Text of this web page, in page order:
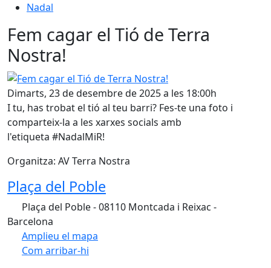
Nadal
Fem cagar el Tió de Terra
Nostra!
Fem cagar el Tió de Terra Nostra!
Dimarts, 23 de desembre de 2025 a les 18:00h
I tu, has trobat el tió al teu barri? Fes-te una foto i
comparteix-la a les xarxes socials amb
l'etiqueta #NadalMiR!
Organitza: AV Terra Nostra
Plaça del Poble
Plaça del Poble - 08110 Montcada i Reixac -
Barcelona
Amplieu el mapa
Com arribar-hi